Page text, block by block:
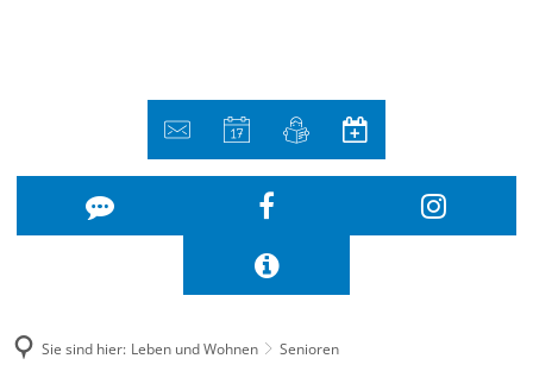
Sie sind hier: Leben und Wohnen Senioren